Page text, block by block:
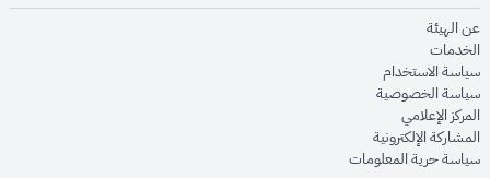
عن الهيئةopens in new window
الخدماتopens in new window
سياسة الاستخدام
سياسة الخصوصيةopens in new window
المركز الإعلاميopens in new window
المشاركة الإلكترونيةopens in new window
سياسة حرية المعلوماتopens in new window